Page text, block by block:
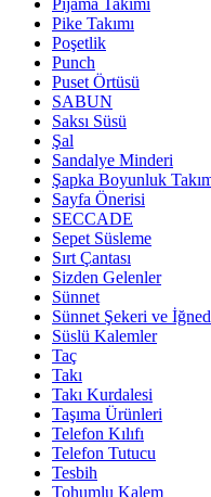
Pijama Takımı
Pike Takımı
Poşetlik
Punch
Puset Örtüsü
SABUN
Saksı Süsü
Şal
Sandalye Minderi
Şapka Boyunluk
Sayfa Önerisi
SECCADE
Sepet Süsleme
Sırt Çantası
Sizden Gelenler
Sünnet
Sünnet Şekeri ve
Süslü Kalemler
Taç
Takı
Takı Kurdalesi
Taşıma Ürünleri
Telefon Kılıfı
Telefon Tutucu
Tesbih
Tohumlu Kalem